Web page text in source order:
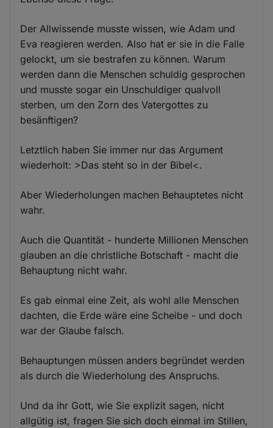
Der Allwissende musste wissen, wie Adam und
Eva reagieren werden. Also hat er sie in die Falle
gelockt, um sie bestrafen zu können. Warum
werden dann die Menschen schuldig gesprochen
und musste sogar ein Unschuldiger qualvoll
sterben, um den Zorn des Vatergottes zu
besänftigen?
Letztlich haben Sie immer nur das Argument
wiederholt: >Das steht so in der Bibel<.
Aber Wiederholungen machen Behauptetes nicht
wahr.
Auch die Quantität - hunderte Millionen Menschen
glauben an die christliche Botschaft - macht die
Behauptung nicht wahr.
Es gab einmal eine Zeit, als wohl alle Menschen
dachten, die Erde wäre eine Scheibe - und doch
war der Glaube falsch.
Behauptungen müssen anders begründet werden
als durch die Wiederholung des Anspruchs.
Und da ihr Gott, wie Sie explizit sagen, nicht
allgütig ist, fragen Sie sich doch einmal im Stillen,